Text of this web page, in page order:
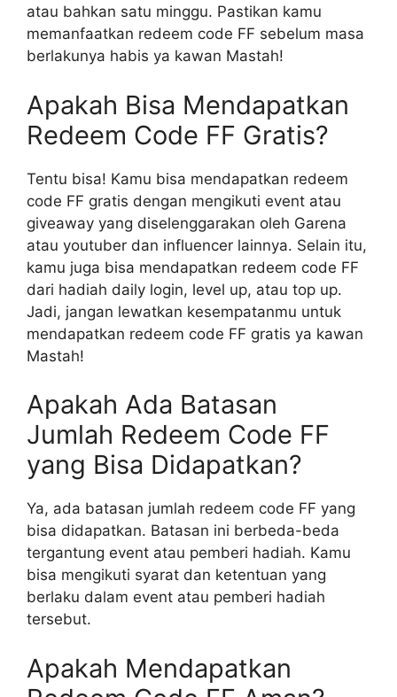
atau bahkan satu minggu. Pastikan kamu
memanfaatkan redeem code FF sebelum masa
berlakunya habis ya kawan Mastah!
Apakah Bisa Mendapatkan
Redeem Code FF Gratis?
Tentu bisa! Kamu bisa mendapatkan redeem
code FF gratis dengan mengikuti event atau
giveaway yang diselenggarakan oleh Garena
atau youtuber dan influencer lainnya. Selain itu,
kamu juga bisa mendapatkan redeem code FF
dari hadiah daily login, level up, atau top up.
Jadi, jangan lewatkan kesempatanmu untuk
mendapatkan redeem code FF gratis ya kawan
Mastah!
Apakah Ada Batasan
Jumlah Redeem Code FF
yang Bisa Didapatkan?
Ya, ada batasan jumlah redeem code FF yang
bisa didapatkan. Batasan ini berbeda-beda
tergantung event atau pemberi hadiah. Kamu
bisa mengikuti syarat dan ketentuan yang
berlaku dalam event atau pemberi hadiah
tersebut.
Apakah Mendapatkan